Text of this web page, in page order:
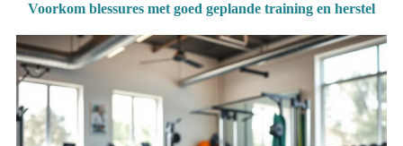
Voorkom blessures met goed geplande training en herstel